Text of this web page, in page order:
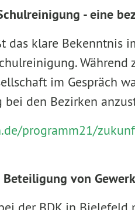
- eine
das klare Bekenntnis
im Gespräch
den Bezirken
programm21/
von